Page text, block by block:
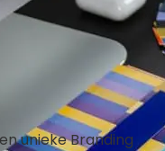
unieke Branding